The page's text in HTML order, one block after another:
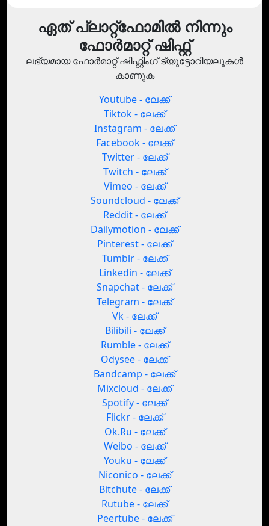
ഏത് പ്ലാറ്റ്‌ഫോമിൽ നിന്നും
ഫോർമാറ്റ് ഷിഫ്റ്റ്
ലഭ്യമായ ഫോർമാറ്റ് ഷിഫ്റ്റിംഗ് ട്യൂട്ടോറിയലുകൾ
കാണുക
Youtube - ലേക്ക്
Tiktok - ലേക്ക്
Instagram - ലേക്ക്
Facebook - ലേക്ക്
Twitter - ലേക്ക്
Twitch - ലേക്ക്
Vimeo - ലേക്ക്
Soundcloud - ലേക്ക്
Reddit - ലേക്ക്
Dailymotion - ലേക്ക്
Pinterest - ലേക്ക്
Tumblr - ലേക്ക്
Linkedin - ലേക്ക്
Snapchat - ലേക്ക്
Telegram - ലേക്ക്
Vk - ലേക്ക്
Bilibili - ലേക്ക്
Rumble - ലേക്ക്
Odysee - ലേക്ക്
Bandcamp - ലേക്ക്
Mixcloud - ലേക്ക്
Spotify - ലേക്ക്
Flickr - ലേക്ക്
Ok.Ru - ലേക്ക്
Weibo - ലേക്ക്
Youku - ലേക്ക്
Niconico - ലേക്ക്
Bitchute - ലേക്ക്
Rutube - ലേക്ക്
Peertube - ലേക്ക്